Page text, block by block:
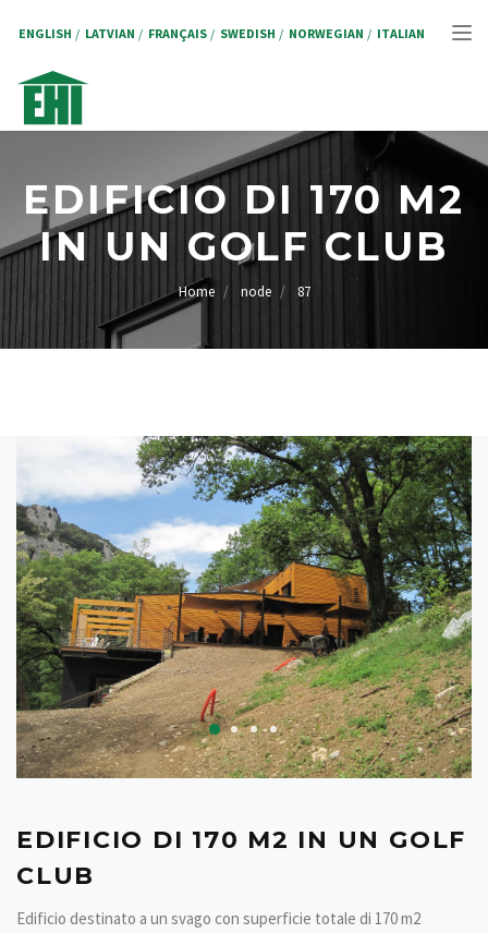
principale
ENGLISH LATVIAN FRANÇAIS SWEDISH NORWEGIAN ITALIAN
EDIFICIO DI 170 M2
IN UN GOLF CLUB
BRICIOLE
DI
Home node 87
EDIFICIO DI 170 M2 IN UN GOLF
CLUB
Edificio destinato a un svago con superficie totale di 170 m2